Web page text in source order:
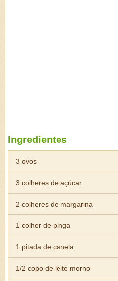
Ingredientes
3 ovos
3 colheres de açúcar
2 colheres de margarina
1 colher de pinga
1 pitada de canela
1/2 copo de leite morno